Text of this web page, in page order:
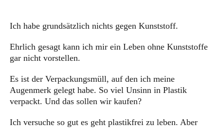
DAS bin ich
Ich habe grundsätzlich nichts gegen Kunststoff.
Ehrlich gesagt kann ich mir ein Leben ohne Kunststoffe
gar nicht vorstellen.
Es ist der Verpackungsmüll, auf den ich meine
Augenmerk gelegt habe. So viel Unsinn in Plastik
verpackt. Und das sollen wir kaufen?
Ich versuche so gut es geht plastikfrei zu leben. Aber